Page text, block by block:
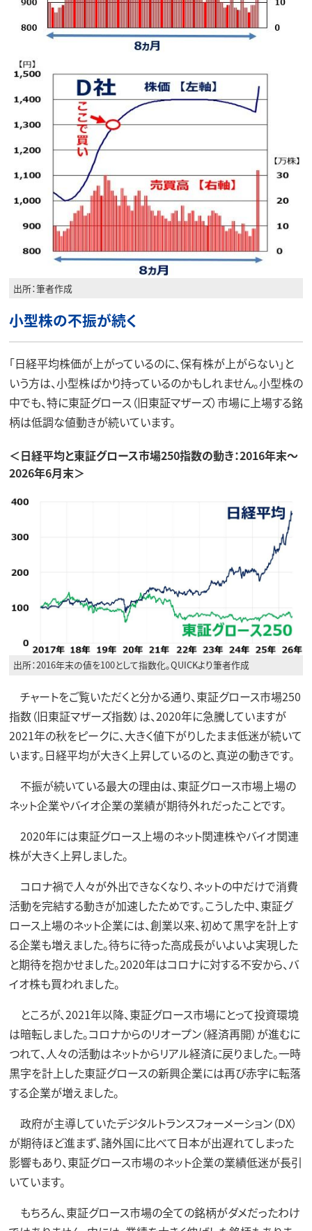
出所：筆者作成
小型株の不振が続く
「日経平均株価が上がっているのに、保有株が上がらない」と
いう方は、小型株ばかり持っているのかもしれません。小型株の
中でも、特に東証グロース（旧東証マザーズ）市場に上場する銘
柄は低調な値動きが続いています。
＜日経平均と東証グロース市場250指数の動き：2016年末～
2026年6月末＞
出所：2016年末の値を100として指数化。QUICKより筆者作成
チャートをご覧いただくと分かる通り、東証グロース市場250
指数（旧東証マザーズ指数）は、2020年に急騰していますが
2021年の秋をピークに、大きく値下がりしたまま低迷が続いて
います。日経平均が大きく上昇しているのと、真逆の動きです。
不振が続いている最大の理由は、東証グロース市場上場の
ネット企業やバイオ企業の業績が期待外れだったことです。
2020年には東証グロース上場のネット関連株やバイオ関連
株が大きく上昇しました。
コロナ禍で人々が外出できなくなり、ネットの中だけで消費
活動を完結する動きが加速したためです。こうした中、東証グ
ロース上場のネット企業には、創業以来、初めて黒字を計上す
る企業も増えました。待ちに待った高成長がいよいよ実現した
と期待を抱かせました。2020年はコロナに対する不安から、バ
イオ株も買われました。
ところが、2021年以降、東証グロース市場にとって投資環境
は暗転しました。コロナからのリオープン（経済再開）が進むに
つれて、人々の活動はネットからリアル経済に戻りました。一時
黒字を計上した東証グロースの新興企業には再び赤字に転落
する企業が増えました。
政府が主導していたデジタルトランスフォーメーション（DX）
が期待ほど進まず、諸外国に比べて日本が出遅れてしまった
影響もあり、東証グロース市場のネット企業の業績低迷が長引
いています。
もちろん、東証グロース市場の全ての銘柄がダメだったわけ